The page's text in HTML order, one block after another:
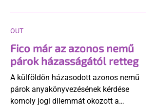
Fico már az azonos nemű
párok házasságától retteg
A külföldön házasodott azonos nemű
párok anyakönyvezésének kérdése
komoly jogi dilemmát okozott a
OUT